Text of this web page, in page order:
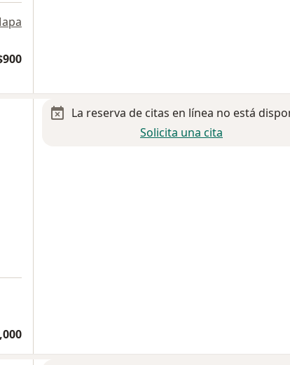
La reserva de citas en línea no está
Solicita una cita